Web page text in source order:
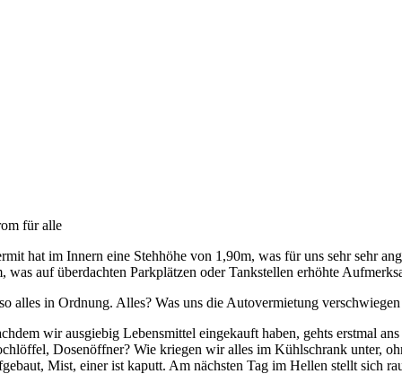
für alle
hat im Innern eine Stehhöhe von 1,90m, was für uns sehr sehr
was auf überdachten Parkplätzen oder Tankstellen erhöhte
alles in Ordnung. Alles? Was uns die Autovermietung
wir ausgiebig Lebensmittel eingekauft haben, gehts erstmal
Dosenöffner? Wie kriegen wir alles im Kühlschrank unter,
Mist, einer ist kaputt. Am nächsten Tag im Hellen stellt sich